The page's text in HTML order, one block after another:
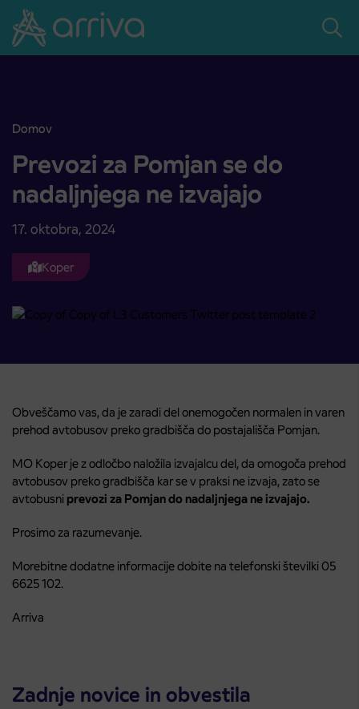
Skoči na vsebino
Domov
Prevozi za Pomjan se do nadaljnjega ne izvajajo
Prevozi za Pomjan se do
nadaljnjega ne izvajajo
17. oktobra, 2024
Koper
Obveščamo vas, da je zaradi del onemogočen normalen in varen
prehod avtobusov preko gradbišča do postajališča Pomjan.
MO Koper je z odločbo naložila izvajalcu del, da omogoča prehod
avtobusov preko gradbišča kar se v praksi ne izvaja, zato se
avtobusni prevozi za Pomjan do nadaljnjega ne izvajajo.
Prosimo za razumevanje.
Morebitne dodatne informacije dobite na telefonski številki 05
6625 102.
Arriva
Zadnje novice in obvestila